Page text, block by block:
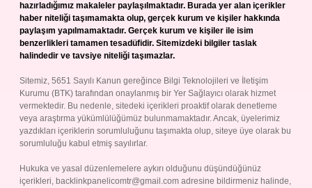
hazırladığımız makaleler paylaşılmaktadır. Burada yer alan içerikler
haber niteliği taşımamakta olup, gerçek kurum ve kişiler hakkında
paylaşım yapılmamaktadır. Gerçek kurum ve kişiler ile isim
benzerlikleri tamamen tesadüfidir. Sitemizdeki bilgiler taslak
halindedir ve tavsiye niteliği taşımazlar.
Sitemiz, 5651 Sayılı Kanun gereğince Bilgi Teknolojileri ve İletişim
Kurumu (BTK) tarafından onaylanmış bir Yer Sağlayıcı olarak hizmet
vermektedir. Bu nedenle, sitedeki içerikleri proaktif olarak denetleme
veya araştırma yükümlülüğümüz bulunmamaktadır. Ancak, üyelerimiz
yazdıkları içeriklerin sorumluluğunu taşımakta olup, siteye üye olarak bu
sorumluluğu kabul etmiş sayılırlar.
Hukuka ve yasal düzenlemelere aykırı olduğunu düşündüğünüz
içerikleri, backlinkpanelicomtr@gmail.com adresine bildirmeniz halinde,